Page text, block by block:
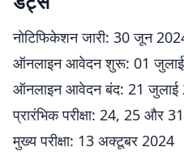
नोटिफिकेशन जारी: 30 जून
ऑनलाइन आवेदन शुरू: 01
ऑनलाइन आवेदन बंद: 21 जुलाई
प्रारंभिक परीक्षा: 24, 25 और
मुख्य परीक्षा: 13 अक्टूबर 2024